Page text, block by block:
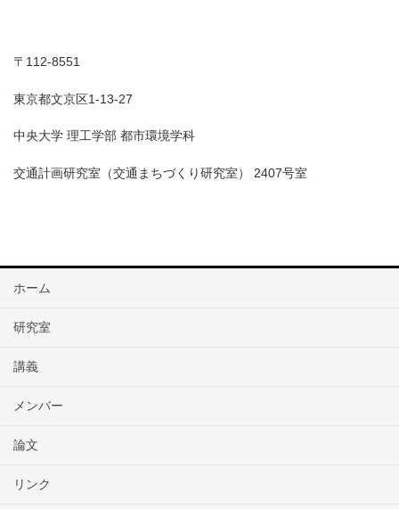
〒112-8551
東京都文京区1-13-27
中央大学 理工学部 都市環境学科
交通計画研究室（交通まちづくり研究室） 2407号室
ホーム
研究室
講義
メンバー
論文
リンク